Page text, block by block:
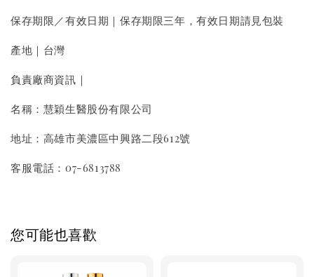
保存期限／有效日期｜保存期限三年，有效日期請見包裝
產地｜台灣
負責廠商資訊｜
名稱：慧穎生醫股份有限公司
地址：高雄市美濃區中興路二段612號
客服電話：07-6813788
您可能也喜歡